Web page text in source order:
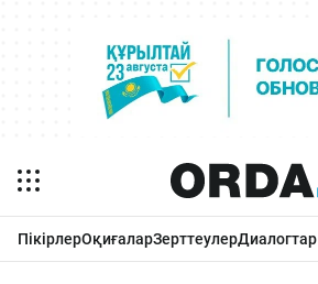
ПікірлерОқиғаларЗерттеулерДиалогтар